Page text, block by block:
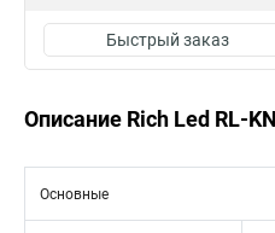
Быстрый заказ
Описание Rich Led RL-
Основные